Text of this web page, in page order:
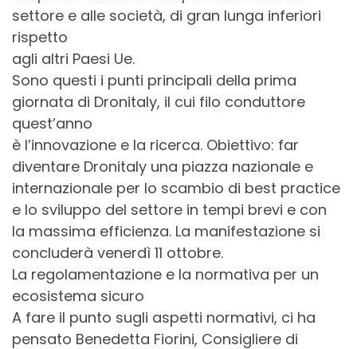
settore e alle società, di gran lunga inferiori
rispetto
agli altri Paesi Ue.
Sono questi i punti principali della prima
giornata di Dronitaly, il cui filo conduttore
quest’anno
è l’innovazione e la ricerca. Obiettivo: far
diventare Dronitaly una piazza nazionale e
internazionale per lo scambio di best practice
e lo sviluppo del settore in tempi brevi e con
la massima efficienza. La manifestazione si
concluderà venerdì 11 ottobre.
La regolamentazione e la normativa per un
ecosistema sicuro
A fare il punto sugli aspetti normativi, ci ha
pensato Benedetta Fiorini, Consigliere di